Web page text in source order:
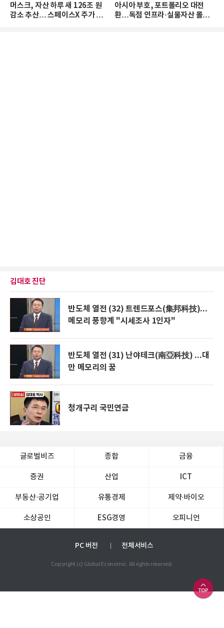
머스크, 자산 하루 새 126조 원
감소 추산… 스페이스X 주가 하
아시아 부호, 포트폴리오 대전
환…독점 인프라·실물자산 몰린
김대호 진단
반도체 열전 (32) 트렌드포스(集邦科技)...
메모리 풍향계 "시세조사 1인자"
반도체 열전 (31) 난야테크(南亞科技) ...대
만 메모리의 꿈
청개구리 국민연금
글로벌비즈 종합 금융
증권 산업 ICT
부동산·공기업 유통경제 제약∙바이오
소상공인 ESG경영 오피니언
PC 버전 전체서비스
Copyright (c) Global Economic. All rights reserved.